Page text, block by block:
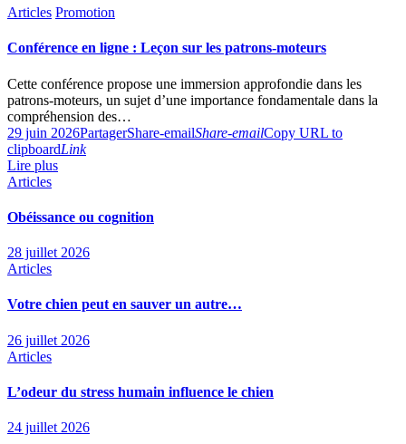
Articles Promotion
Conférence en ligne : Leçon sur les patrons-moteurs
Cette conférence propose une immersion approfondie dans les
patrons-moteurs, un sujet d’une importance fondamentale dans la
compréhension des…
29 juin 2026PartagerShare-emailShare-emailCopy URL to
clipboardLink
Lire plus
Articles
Obéissance ou cognition
28 juillet 2026
Articles
Votre chien peut en sauver un autre…
26 juillet 2026
Articles
L’odeur du stress humain influence le chien
24 juillet 2026